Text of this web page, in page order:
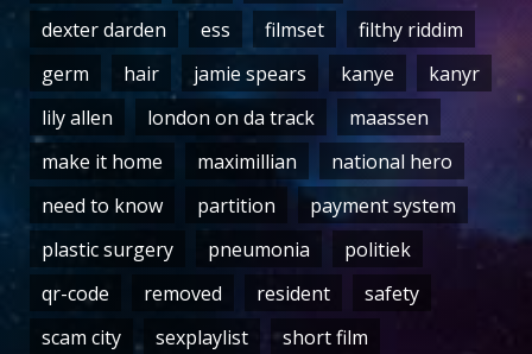
dexter darden
ess filmset
filthy riddim
germ
hair jamie spears kanye
kanyr
lily allen
london on da track
maassen
make it home
maximillian
national hero
need to know
partition
payment system
plastic surgery
pneumonia
politiek
qr-code
removed resident
safety
scam city
sexplaylist short film